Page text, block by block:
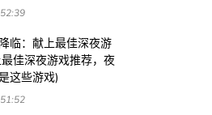
临：献上最佳深夜游
佳深夜游戏推荐，夜
这些游戏)